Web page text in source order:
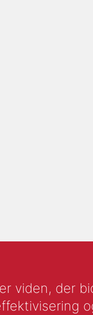
viden, der